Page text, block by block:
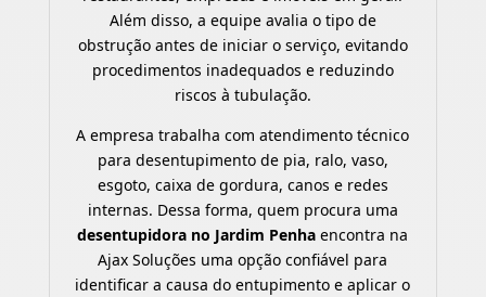
Além disso, a equipe avalia o tipo de
obstrução antes de iniciar o serviço, evitando
procedimentos inadequados e reduzindo
riscos à tubulação.
A empresa trabalha com atendimento técnico
para desentupimento de pia, ralo, vaso,
esgoto, caixa de gordura, canos e redes
internas. Dessa forma, quem procura uma
desentupidora no Jardim Penha encontra na
Ajax Soluções uma opção confiável para
identificar a causa do entupimento e aplicar o